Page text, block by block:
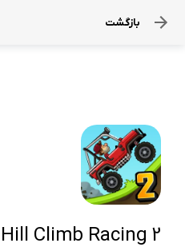
بازگشت
Hill Climb Racing 2 هک شده